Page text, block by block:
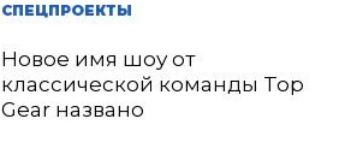
СПЕЦПРОЕКТЫ
Новое имя шоу от
классической команды Top
Gear названо